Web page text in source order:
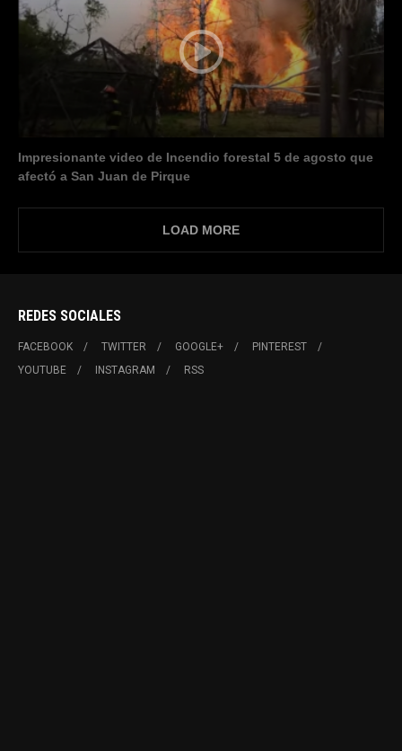
Impresionante video de Incendio forestal 5 de agosto que
afectó a San Juan de Pirque
LOAD MORE
REDES SOCIALES
FACEBOOK TWITTER GOOGLE+
PINTEREST
YOUTUBE
INSTAGRAM RSS